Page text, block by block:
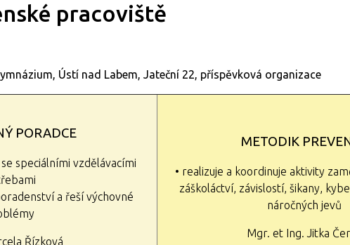
pracoviště
Ústí nad Labem, Jateční 22, příspěvková organizace
PORADCE
speciálními vzdělávacími
a řeší výchovné
Řízková
METODIK
• realizuje a koordinuje aktivity
záškoláctví, závislostí, šikany,
náročných jevů
Mgr. et Ing. Jitka